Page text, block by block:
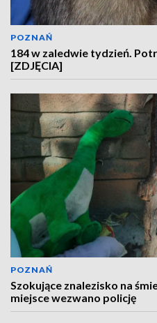
POZNAŃ
184 w zaledwie tydzień.
[ZDJĘCIA]
POZNAŃ
Szokujące znalezisko na
miejsce wezwano policję